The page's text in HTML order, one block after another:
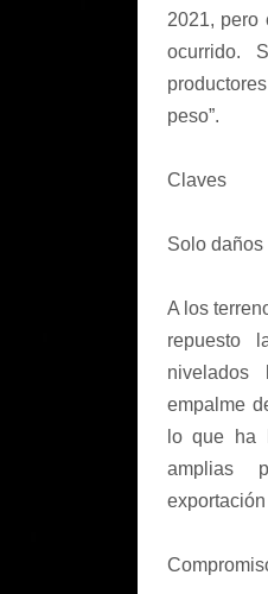
2021, pero
ocurrido.
peso”.
Claves
Solo daños
A los
repuesto
empalme
lo que ha
amplias